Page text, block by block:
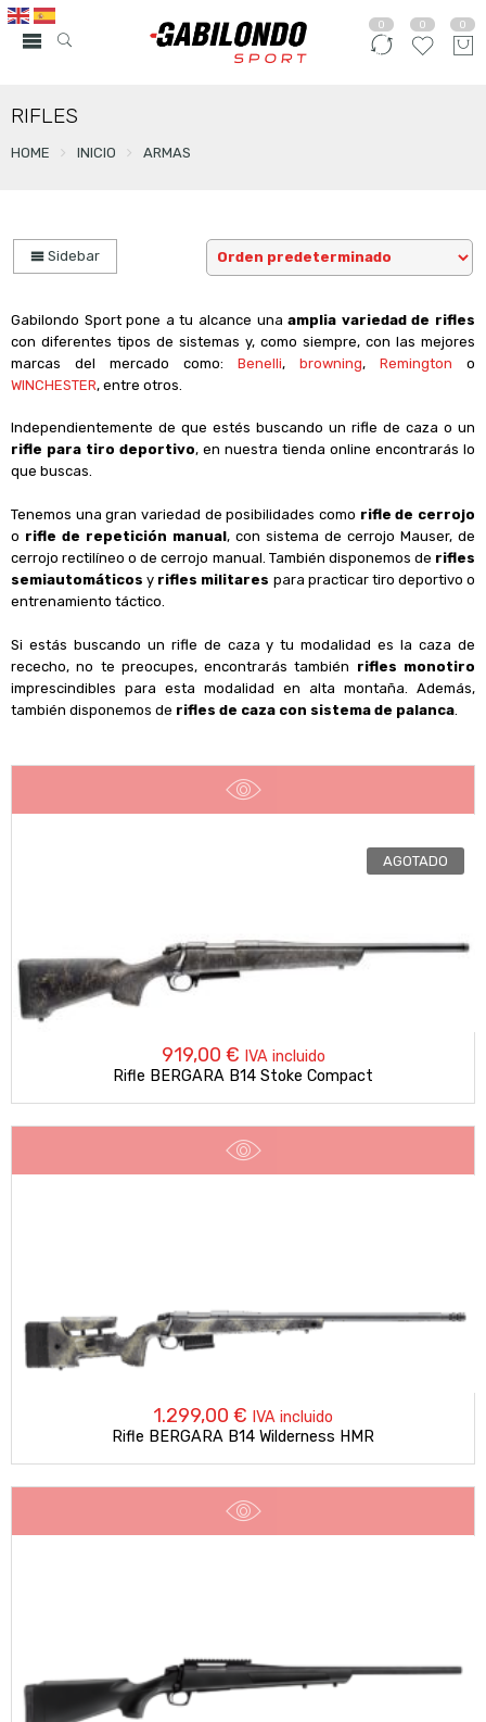
0 0 0
RIFLES
HOME INICIO ARMAS
Sidebar
Gabilondo Sport pone a tu alcance unaamplia variedad de rifles
con diferentes tipos de sistemas y, como siempre, con las mejores
marcas del mercado como:Benelli,browning,Remington o
WINCHESTER, entre otros.
Independientemente de que estés buscando un rifle de caza o un
rifle para tiro deportivo, en nuestra tienda online encontrarás lo
que buscas.
Tenemos una gran variedad de posibilidades como rifle de cerrojo
o rifle de repetición manual, con sistema de cerrojo Mauser, de
cerrojo rectilíneo o de cerrojo manual. También disponemos de rifles
semiautomáticos y rifles militares para practicar tiro deportivo o
entrenamiento táctico.
Si estás buscando un rifle de caza y tu modalidad es la caza de
rececho, no te preocupes, encontrarás también rifles monotiro
imprescindibles para esta modalidad en alta montaña. Además,
también disponemos de rifles de caza con sistema de palanca.
AGOTADO
919,00 € IVA incluido
Rifle BERGARA B14 Stoke Compact
1.299,00 € IVA incluido
Rifle BERGARA B14 Wilderness HMR